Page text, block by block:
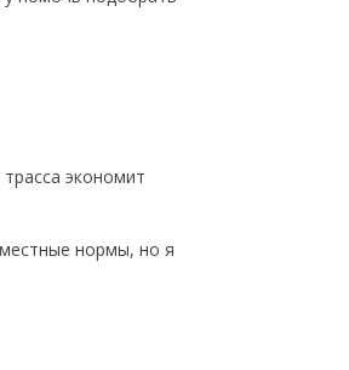
экономит
местные нормы, но я